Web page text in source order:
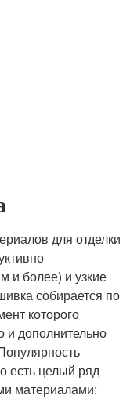
для отделки
и более) и узкие
собирается по
которого
и дополнительно
есть целый ряд
материалами: